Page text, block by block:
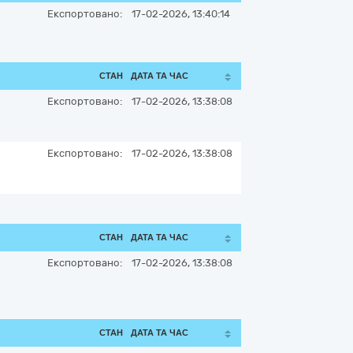
Експортовано: 17-02-2026, 13:40:14
СТАН ДАТА ТА ЧАС
Експортовано: 17-02-2026, 13:38:08
Експортовано: 17-02-2026, 13:38:08
СТАН ДАТА ТА ЧАС
Експортовано: 17-02-2026, 13:38:08
СТАН ДАТА ТА ЧАС